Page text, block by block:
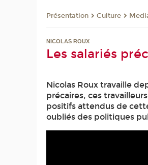
Présentation Culture
NICOLAS ROUX
Les salariés
Nicolas Roux travaille
précaires, ces
positifs attendus de
oubliés des politiques